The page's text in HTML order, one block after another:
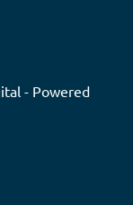
- Powered